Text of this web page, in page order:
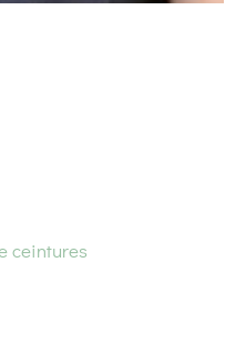
ceintures